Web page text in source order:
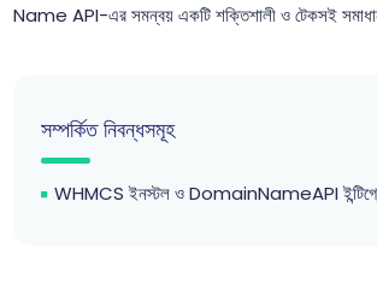
Name API-এর সমন্বয় একটি শক্তিশালী ও টেকসই
সম্পর্কিত নিবন্ধসমূহ
WHMCS ইনস্টল ও DomainNameAPI